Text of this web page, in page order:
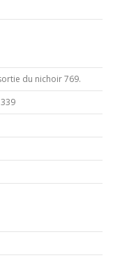
du nichoir 769.